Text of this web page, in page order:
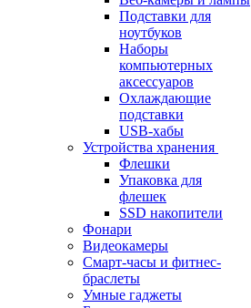
Подставки для
ноутбуков
Наборы
компьютерных
аксессуаров
Охлаждающие
подставки
USB-хабы
Устройства хранения
Флешки
Упаковка для
флешек
SSD накопители
Фонари
Видеокамеры
Смарт-часы и фитнес-
браслеты
Умные гаджеты